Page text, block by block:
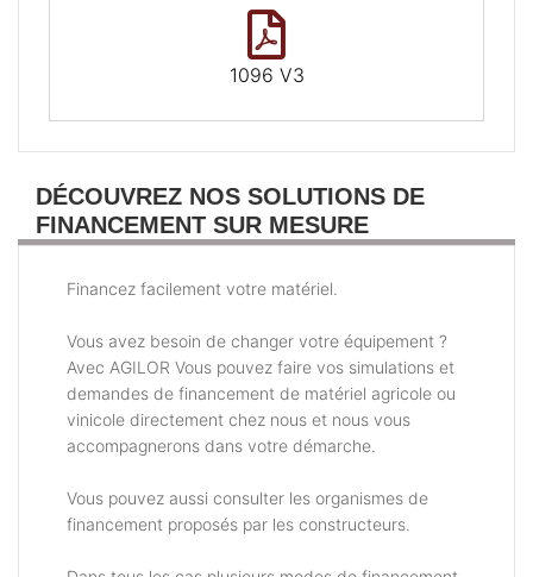
1096 V3
DÉCOUVREZ NOS SOLUTIONS DE
FINANCEMENT SUR MESURE
Financez facilement votre matériel.
Vous avez besoin de changer votre équipement ?
Avec AGILOR Vous pouvez faire vos simulations et
demandes de financement de matériel agricole ou
vinicole directement chez nous et nous vous
accompagnerons dans votre démarche.
Vous pouvez aussi consulter les organismes de
financement proposés par les constructeurs.